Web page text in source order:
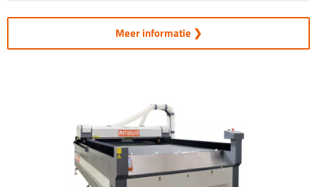
Meer informatie ❯